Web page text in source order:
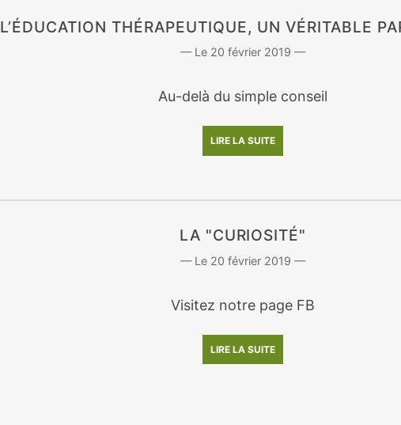
L’ÉDUCATION THÉRAPEUTIQUE, UN VÉRITABLE
20 février 2019
Au-delà du simple conseil
LIRE LA SUITE
LA "CURIOSITÉ"
20 février 2019
Visitez notre page FB
LIRE LA SUITE